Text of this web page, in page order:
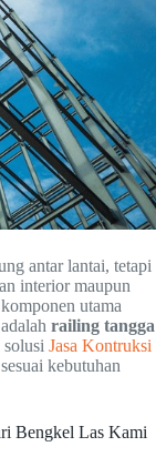
antar lantai, tetapi
interior maupun
utama
railing tangga
Jasa Kontruksi
kebutuhan
Bengkel Las Kami